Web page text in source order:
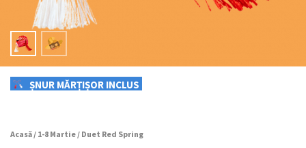
ȘNUR MĂRȚIȘOR INCLUS
Acasă / 1-8 Martie / Duet Red Spring